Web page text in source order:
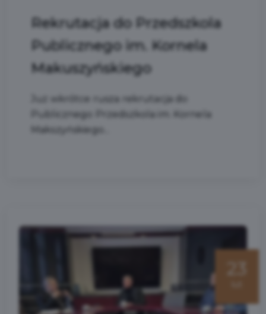
Rekrutacja do Przedszkola
Publicznego im. Kornela
Makuszyńskiego
Już wkrótce rusza rekrutacja do
Publicznego Przedszkola im. Kornela
Makszyńskiego...